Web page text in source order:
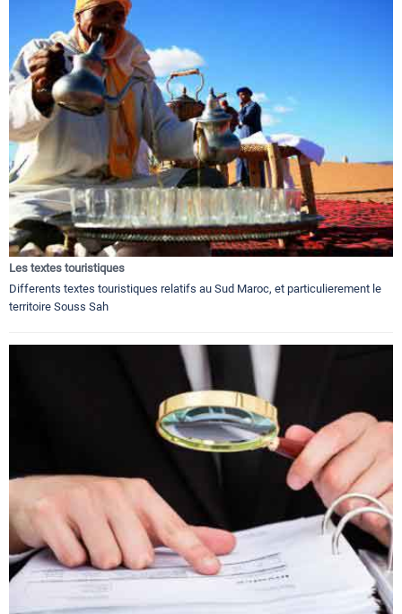
Les textes touristiques
Differents textes touristiques relatifs au Sud Maroc, et particulierement le
territoire Souss Sah